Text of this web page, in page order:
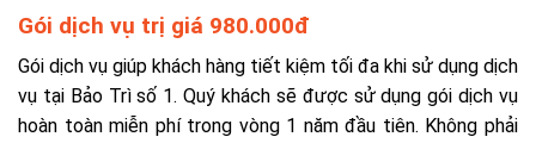
Gói dịch vụ trị giá 980.000đ
Gói dịch vụ giúp khách hàng tiết kiệm tối đa khi sử dụng dịch
vụ tại Bảo Trì số 1. Quý khách sẽ được sử dụng gói dịch vụ
hoàn toàn miễn phí trong vòng 1 năm đầu tiên. Không phải